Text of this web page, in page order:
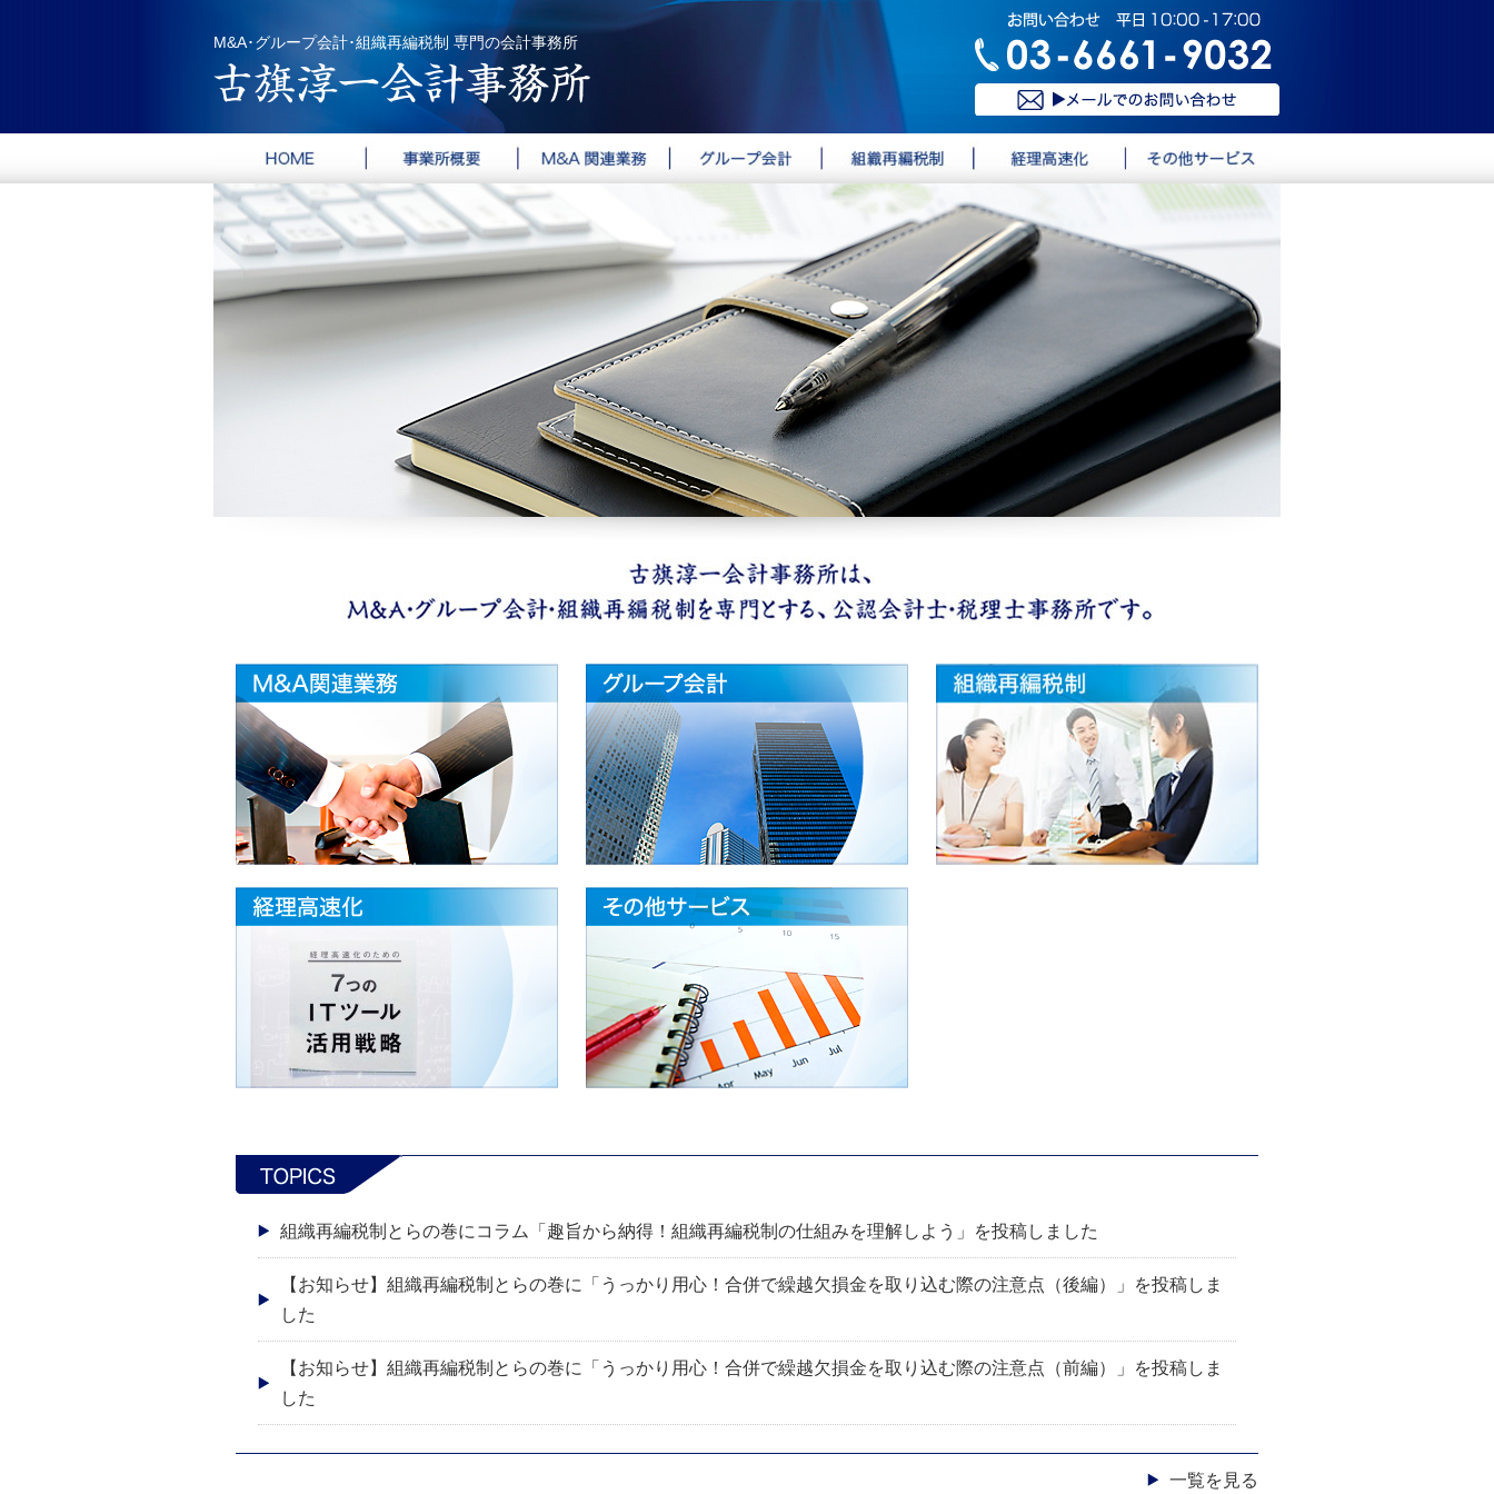
M&A･グループ会計･組織再編税制 専門の会計事務所
HOME 事務所概要 M&A関連業務 グループ会計 組織再編税制 経理高速化 その他サービス
M&A関連業務 グループ会計
経理高速化
組織再編税制とらの巻にコラム「趣旨から納得！組織再編税制の仕組みを理解しよう」を投稿しました
【お知らせ】組織再編税制とらの巻に「うっかり用心！合併で繰越欠損金を取り込む際の注意点（後編）」を投稿しま
した
【お知らせ】組織再編税制とらの巻に「うっかり用心！合併で繰越欠損金を取り込む際の注意点（前編）」を投稿しま
した
一覧を見る